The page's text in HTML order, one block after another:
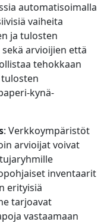
automatisoimalla
vaiheita
ja tulosten
arvioijien että
tehokkaan
kynä-
: Verkkoympäristöt
arvioijat voivat
inventaarit
erityisiä
tarjoavat
vastaamaan